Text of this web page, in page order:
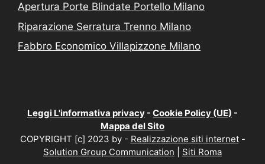
Apertura Porte Blindate Portello Milano
Riparazione Serratura Trenno Milano
Fabbro Economico Villapizzone Milano
Leggi L'informativa privacy - Cookie Policy (UE) -
Mappa del Sito
COPYRIGHT [c] 2023 by - Realizzazione siti internet-
Solution Group Communication
Siti Roma